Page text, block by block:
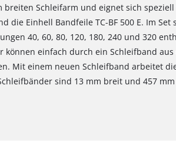
breiten Schleifarm und eignet sich
die Einhell Bandfeile TC-BF 500 E. Im
40, 60, 80, 120, 180, 240 und 320
können einfach durch ein Schleifband
Mit einem neuen Schleifband arbeitet
sind 13 mm breit und 457